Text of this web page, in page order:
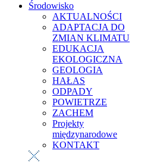
Środowisko
AKTUALNOŚCI
ADAPTACJA DO
ZMIAN KLIMATU
EDUKACJA
EKOLOGICZNA
GEOLOGIA
HAŁAS
ODPADY
POWIETRZE
ZACHEM
Projekty
międzynarodowe
KONTAKT